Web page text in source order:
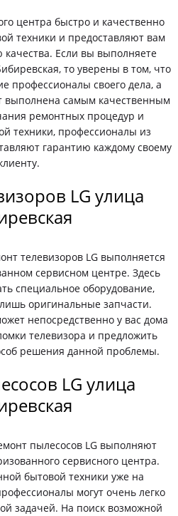
центра быстро и качественно
техники и предоставляют вам
Если вы выполняете
то уверены в том, что
профессионалы своего дела, а
выполнена самым качественным
ремонтных процедур и
техники, профессионалы из
гарантию каждому своему
LG улица
телевизоров LG выполняется
сервисном центре. Здесь
специальное оборудование,
оригинальные запчасти.
непосредственно у вас дома
телевизора и предложить
решения данной проблемы.
LG улица
пылесосов LG выполняют
сервисного центра.
бытовой техники уже на
могут очень легко
задачей. На поиск возможной